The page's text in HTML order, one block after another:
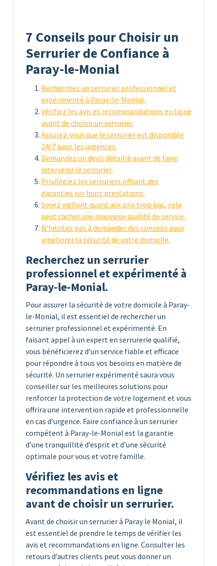
7 Conseils pour Choisir un
Serrurier de Confiance à
Paray-le-Monial
Recherchez un serrurier professionnel et
expérimenté à Paray-le-Monial.
Vérifiez les avis et recommandations en ligne
avant de choisir un serrurier.
Assurez-vous que le serrurier est disponible
24/7 pour les urgences.
Demandez un devis détaillé avant de faire
intervenir le serrurier.
Privilégiez les serruriers offrant des
garanties sur leurs prestations.
Soyez vigilant quant aux prix trop bas, cela
peut cacher une mauvaise qualité de service.
N’hésitez pas à demander des conseils pour
améliorer la sécurité de votre domicile.
Recherchez un serrurier
professionnel et expérimenté à
Paray-le-Monial.
Pour assurer la sécurité de votre domicile à Paray-
le-Monial, il est essentiel de rechercher un
serrurier professionnel et expérimenté. En
faisant appel à un expert en serrurerie qualifié,
vous bénéficierez d’un service fiable et efficace
pour répondre à tous vos besoins en matière de
sécurité. Un serrurier expérimenté saura vous
conseiller sur les meilleures solutions pour
renforcer la protection de votre logement et vous
offrira une intervention rapide et professionnelle
en cas d’urgence. Faire confiance à un serrurier
compétent à Paray-le-Monial est la garantie
d’une tranquillité d’esprit et d’une sécurité
optimale pour vous et votre famille.
Vérifiez les avis et
recommandations en ligne
avant de choisir un serrurier.
Avant de choisir un serrurier à Paray le Monial, il
est essentiel de prendre le temps de vérifier les
avis et recommandations en ligne. Consulter les
retours d’autres clients peut vous donner un